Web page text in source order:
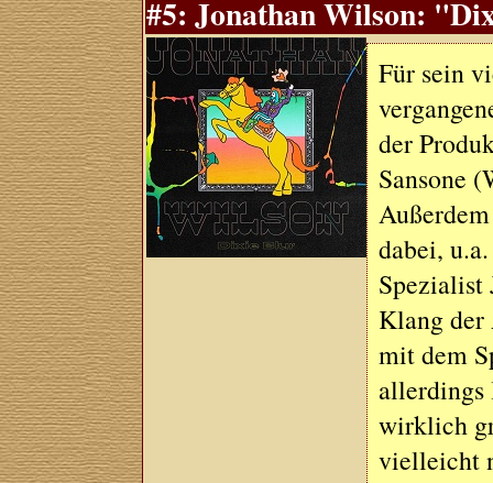
#5: Jonathan Wilson:
Für sein
der
Sansone
dabei,
Spezialist
Klang der
mit dem
wirklich
vielleicht